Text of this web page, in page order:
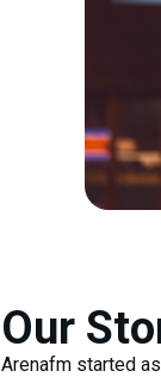
Our
Arenafm started